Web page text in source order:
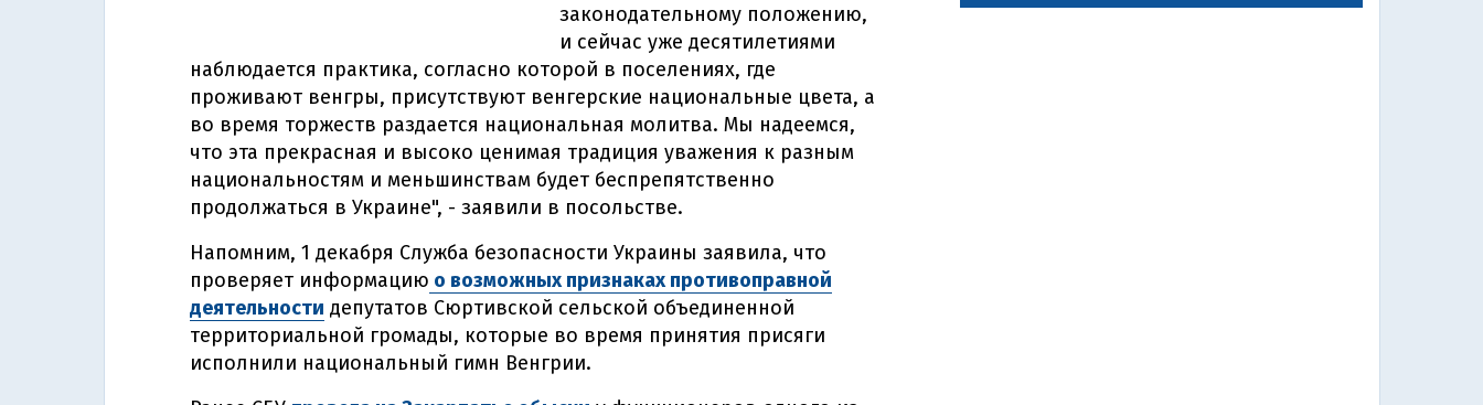
законодательному положению,
и сейчас уже десятилетиями
наблюдается практика, согласно которой в поселениях, где
проживают венгры, присутствуют венгерские национальные цвета, а
во время торжеств раздается национальная молитва. Мы надеемся,
что эта прекрасная и высоко ценимая традиция уважения к разным
национальностям и меньшинствам будет беспрепятственно
продолжаться в Украине", - заявили в посольстве.
Напомним, 1 декабря Служба безопасности Украины заявила, что
проверяет информацию о возможных признаках противоправной
деятельности депутатов Сюртивской сельской объединенной
территориальной громады, которые во время принятия присяги
исполнили национальный гимн Венгрии.